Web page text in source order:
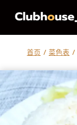
首页 / 菜色表 /